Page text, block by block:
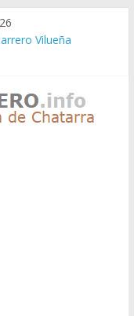
Vilueña
Zuera
Zaragoza
Zaida
Vistabella